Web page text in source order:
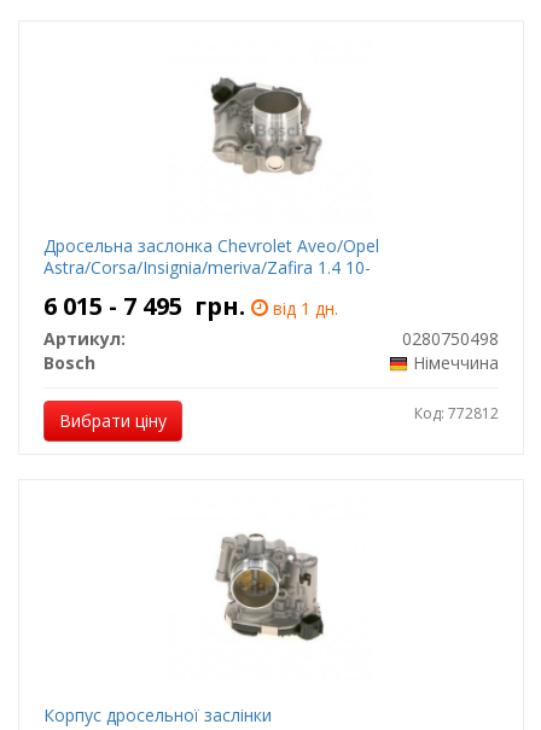
Дросельна заслонка Chevrolet Aveo/Opel
Astra/Corsa/Insignia/meriva/Zafira 1.4 10-
6 015 - 7 495 грн.
від 1 дн.
Артикул:
0280750498
Bosch
Німеччина
Вибрати ціну Код: 772812
Корпус дросельної заслінки